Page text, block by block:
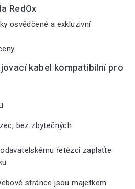
RedOx
osvědčené a exkluzivní
kabel kompatibilní pro
bez zbytečných
řetězci zaplaťte
stránce jsou majetkem